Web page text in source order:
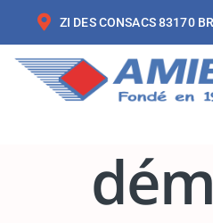
ZI DES CONSACS 83170